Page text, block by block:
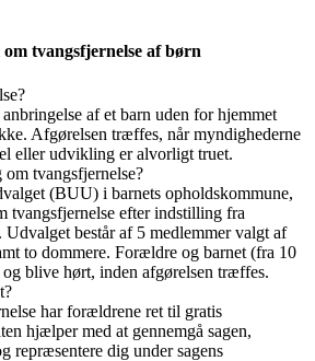
tvangsfjernelse af børn
af et barn uden for hjemmet
Afgørelsen træffes, når myndighederne
eller udvikling er alvorligt truet.
tvangsfjernelse?
(BUU) i barnets opholdskommune,
tvangsfjernelse efter indstilling fra
består af 5 medlemmer valgt af
to dommere. Forældre og barnet (fra 10
blive hørt, inden afgørelsen træffes.
har forældrene ret til gratis
hjælper med at gennemgå sagen,
repræsentere dig under sagens